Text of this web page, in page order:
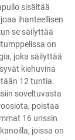
sisältää
ihanteellisen
se säilyttää
on
joka säilyttää
kiehuvina
12 tuntia.
soveltuvasta
poistaa
16 unssin
joissa on